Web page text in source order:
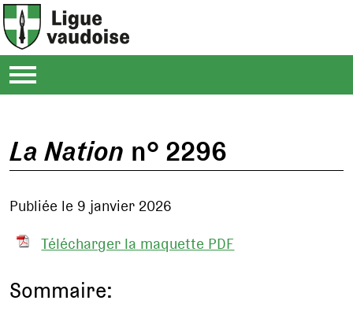
La Nation n° 2296
Publiée le 9 janvier 2026
Télécharger la maquette PDF
Sommaire: